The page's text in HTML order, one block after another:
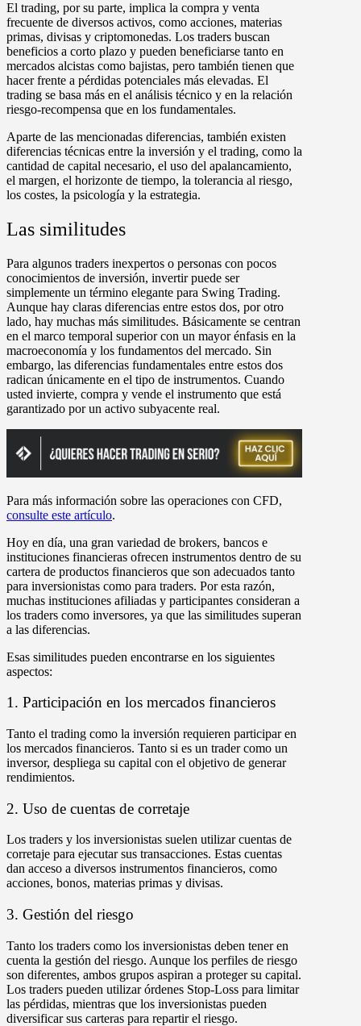
El trading, por su parte, implica la compra y venta
frecuente de diversos activos, como acciones, materias
primas, divisas y criptomonedas. Los traders buscan
beneficios a corto plazo y pueden beneficiarse tanto en
mercados alcistas como bajistas, pero también tienen que
hacer frente a pérdidas potenciales más elevadas. El
trading se basa más en el análisis técnico y en la relación
riesgo-recompensa que en los fundamentales.
Aparte de las mencionadas diferencias, también existen
diferencias técnicas entre la inversión y el trading, como la
cantidad de capital necesario, el uso del apalancamiento,
el margen, el horizonte de tiempo, la tolerancia al riesgo,
los costes, la psicología y la estrategia.
Las similitudes
Para algunos traders inexpertos o personas con pocos
conocimientos de inversión, invertir puede ser
simplemente un término elegante para Swing Trading.
Aunque hay claras diferencias entre estos dos, por otro
lado, hay muchas más similitudes. Básicamente se centran
en el marco temporal superior con un mayor énfasis en la
macroeconomía y los fundamentos del mercado. Sin
embargo, las diferencias fundamentales entre estos dos
radican únicamente en el tipo de instrumentos. Cuando
usted invierte, compra y vende el instrumento que está
garantizado por un activo subyacente real.
Para más información sobre las operaciones con CFD,
consulte este artículo.
Hoy en día, una gran variedad de brokers, bancos e
instituciones financieras ofrecen instrumentos dentro de su
cartera de productos financieros que son adecuados tanto
para inversionistas como para traders. Por esta razón,
muchas instituciones afiliadas y participantes consideran a
los traders como inversores, ya que las similitudes superan
a las diferencias.
Esas similitudes pueden encontrarse en los siguientes
aspectos:
1. Participación en los mercados financieros
Tanto el trading como la inversión requieren participar en
los mercados financieros. Tanto si es un trader como un
inversor, despliega su capital con el objetivo de generar
rendimientos.
2. Uso de cuentas de corretaje
Los traders y los inversionistas suelen utilizar cuentas de
corretaje para ejecutar sus transacciones. Estas cuentas
dan acceso a diversos instrumentos financieros, como
acciones, bonos, materias primas y divisas.
3. Gestión del riesgo
Tanto los traders como los inversionistas deben tener en
cuenta la gestión del riesgo. Aunque los perfiles de riesgo
son diferentes, ambos grupos aspiran a proteger su capital.
Los traders pueden utilizar órdenes Stop-Loss para limitar
las pérdidas, mientras que los inversionistas pueden
diversificar sus carteras para repartir el riesgo.